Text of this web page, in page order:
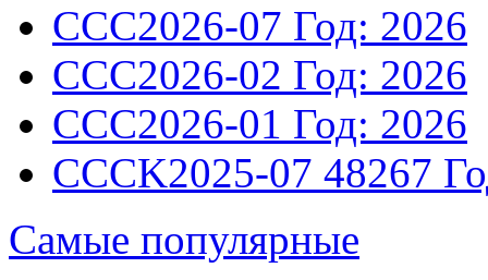
CCC2026-07 Год: 2026
CCC2026-02 Год: 2026
CCC2026-01 Год: 2026
CCCK2025-07 48267
Самые популярные